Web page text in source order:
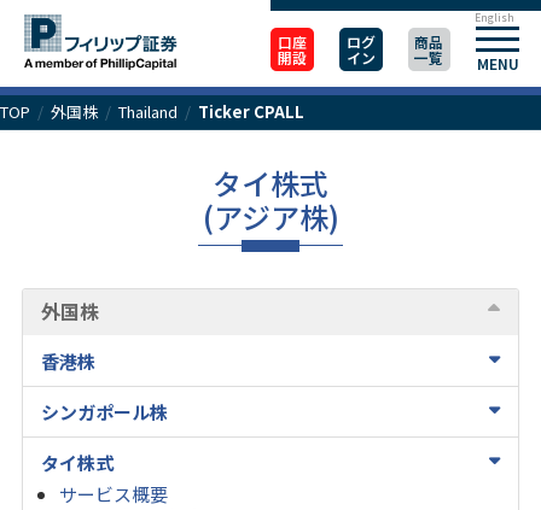
口座
開設
ログ
イン
商品
一覧 MENU
English
TOP / 外国株/ Thailand / Ticker CPALL
タイ株式
(アジア株)
外国株
香港株
シンガポール株
タイ株式
サービス概要